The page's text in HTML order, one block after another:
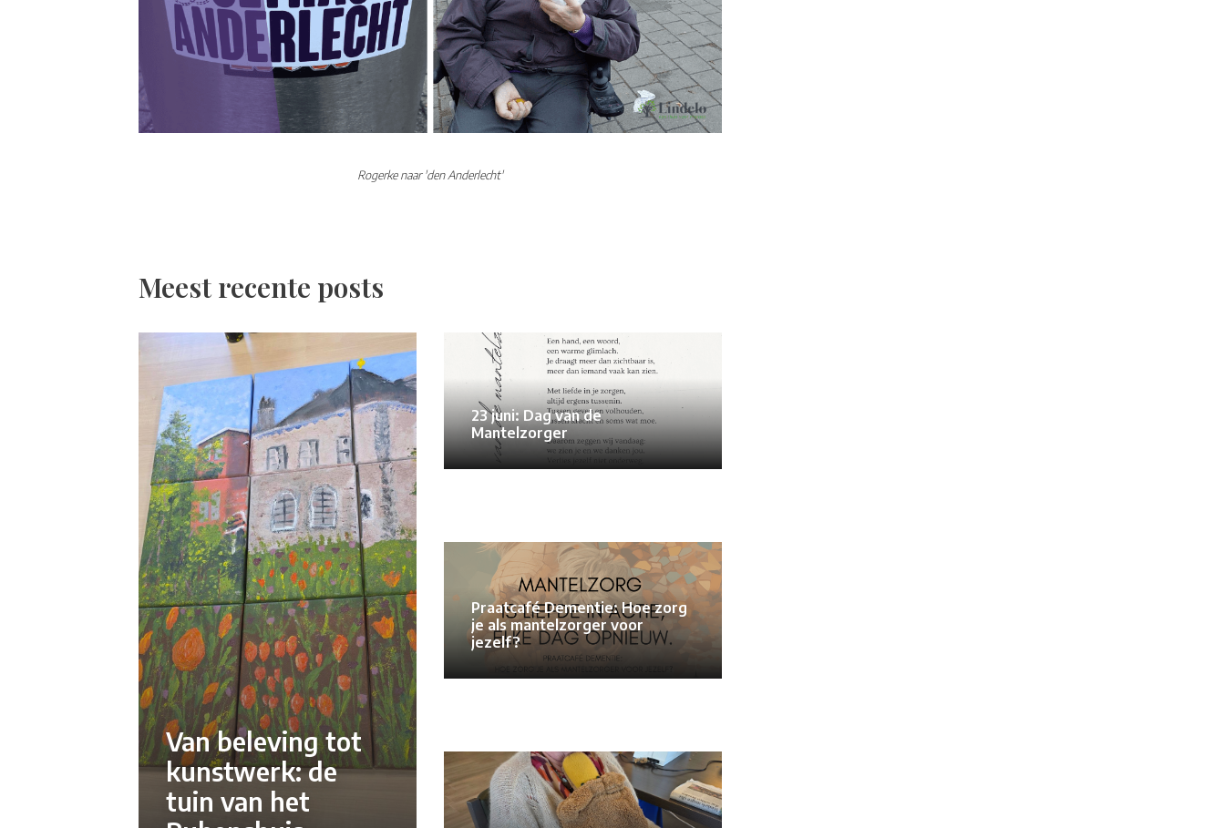
Rogerke naar 'den Anderlecht'
Meest recente posts
Van beleving tot
kunstwerk: de
tuin van het
23 juni: Dag van de
Mantelzorger
Praatcafé Dementie: Hoe zorg
je als mantelzorger voor
jezelf?